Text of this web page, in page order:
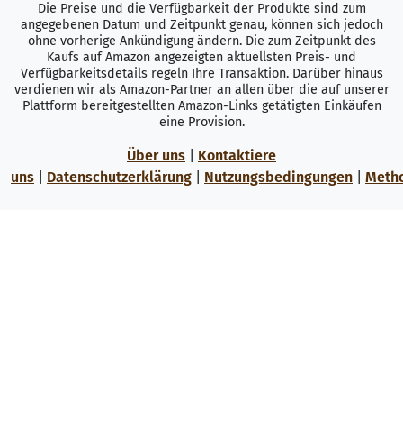
Die Preise und die Verfügbarkeit der Produkte sind zum
angegebenen Datum und Zeitpunkt genau, können sich jedoch
ohne vorherige Ankündigung ändern. Die zum Zeitpunkt des
Kaufs auf Amazon angezeigten aktuellsten Preis- und
Verfügbarkeitsdetails regeln Ihre Transaktion. Darüber hinaus
verdienen wir als Amazon-Partner an allen über die auf unserer
Plattform bereitgestellten Amazon-Links getätigten Einkäufen
eine Provision.
Über uns
Kontaktiere
uns
Datenschutzerklärung Nutzungsbedingungen